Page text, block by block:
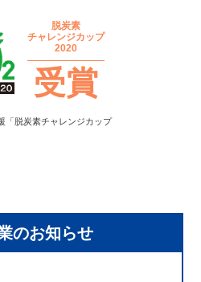
脱炭素
チャレンジカップ
2020
受賞
「脱炭素チャレンジカップ
のお知らせ